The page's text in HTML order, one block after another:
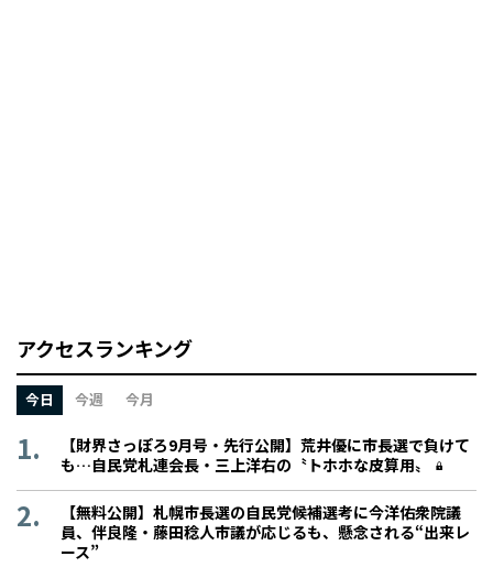
アクセスランキング
今日 今週 今月
【財界さっぽろ9月号・先行公開】荒井優に市長選で負けて
も…自民党札連会長・三上洋右の〝トホホな皮算用〟
【無料公開】札幌市長選の自民党候補選考に今洋佑衆院議
員、伴良隆・藤田稔人市議が応じるも、懸念される“出来レ
ース”